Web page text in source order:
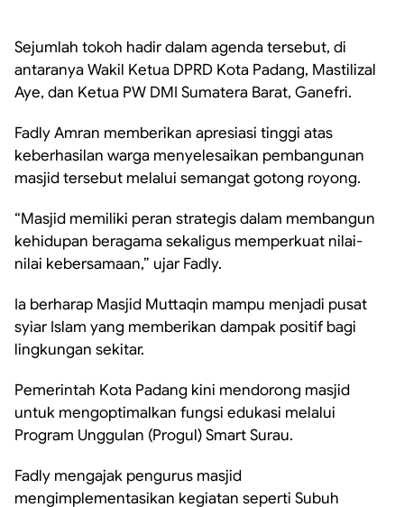
Sejumlah tokoh hadir dalam agenda tersebut, di
antaranya Wakil Ketua DPRD Kota Padang, Mastilizal
Aye, dan Ketua PW DMI Sumatera Barat, Ganefri.
Fadly Amran memberikan apresiasi tinggi atas
keberhasilan warga menyelesaikan pembangunan
masjid tersebut melalui semangat gotong royong.
“Masjid memiliki peran strategis dalam membangun
kehidupan beragama sekaligus memperkuat nilai-
nilai kebersamaan,” ujar Fadly.
Ia berharap Masjid Muttaqin mampu menjadi pusat
syiar Islam yang memberikan dampak positif bagi
lingkungan sekitar.
Pemerintah Kota Padang kini mendorong masjid
untuk mengoptimalkan fungsi edukasi melalui
Program Unggulan (Progul) Smart Surau.
Fadly mengajak pengurus masjid
mengimplementasikan kegiatan seperti Subuh